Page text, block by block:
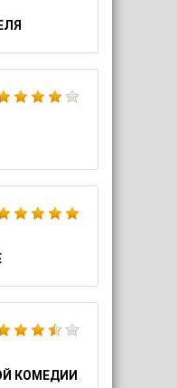
КОМЕДИИ